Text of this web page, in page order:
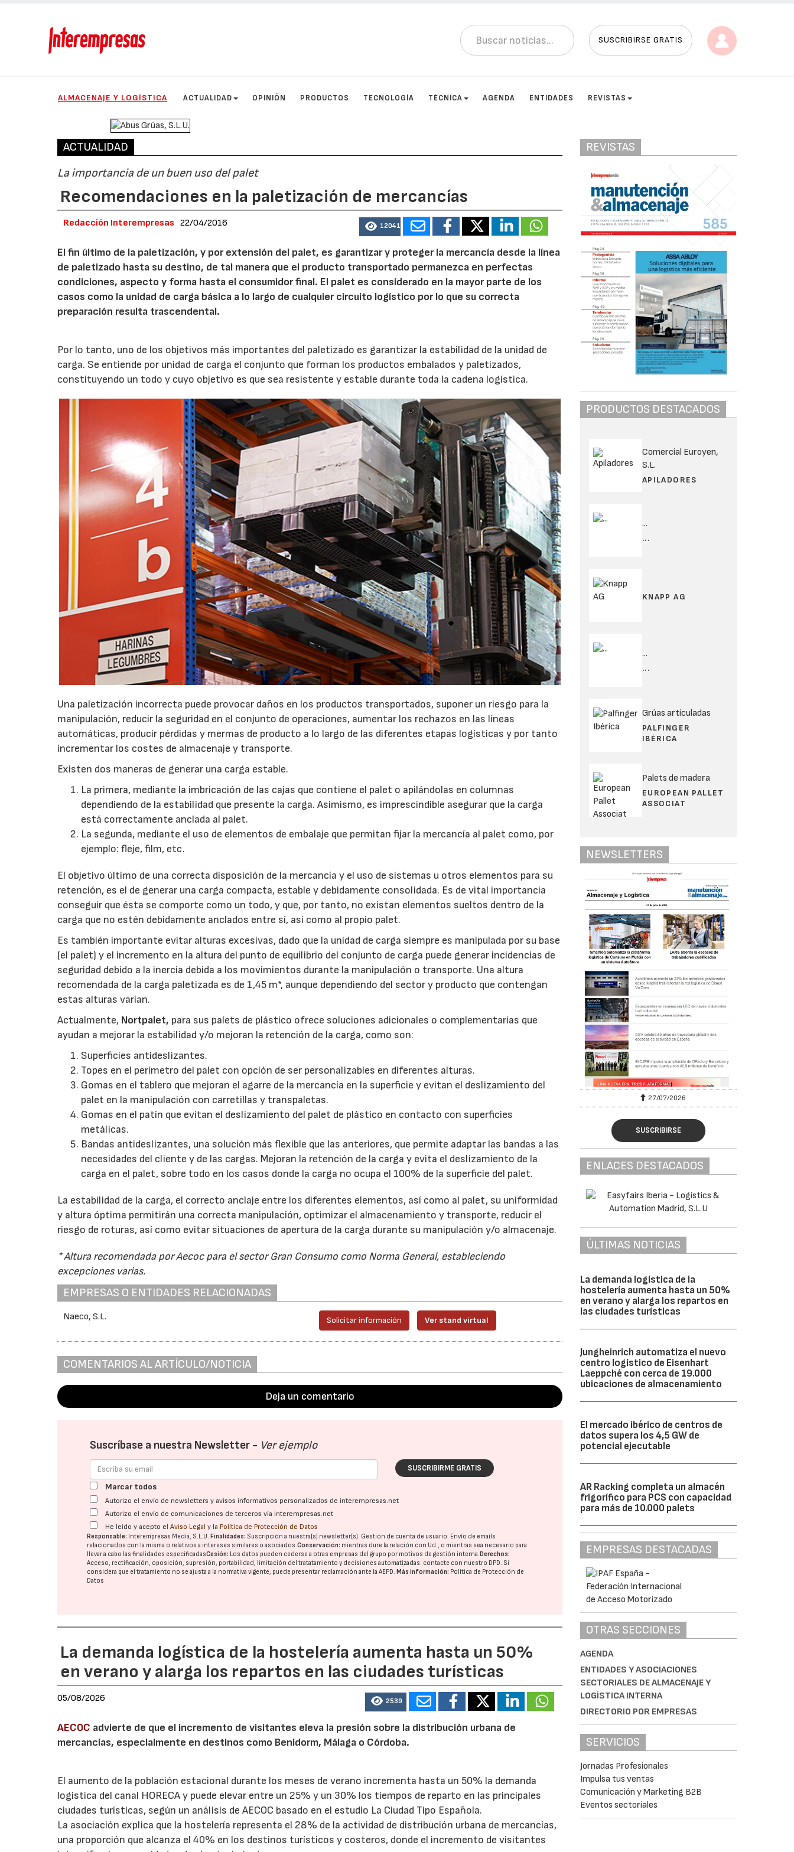
SUSCRIBIRSE GRATIS
ALMACENAJE Y LOGÍSTICA ACTUALIDAD OPINIÓN PRODUCTOS TECNOLOGÍA TÉCNICA AGENDA ENTIDADES REVISTAS
ACTUALIDAD
La importancia de un buen uso del palet
Recomendaciones en la paletización de mercancías
Redacción Interempresas 22/04/2016 12041
El fin último de la paletización, y por extensión del palet, es garantizar y proteger la mercancía desde la línea
de paletizado hasta su destino, de tal manera que el producto transportado permanezca en perfectas
condiciones, aspecto y forma hasta el consumidor final. El palet es considerado en la mayor parte de los
casos como la unidad de carga básica a lo largo de cualquier circuito logístico por lo que su correcta
preparación resulta trascendental.
Por lo tanto, uno de los objetivos más importantes del paletizado es garantizar la estabilidad de la unidad de
carga. Se entiende por unidad de carga el conjunto que forman los productos embalados y paletizados,
constituyendo un todo y cuyo objetivo es que sea resistente y estable durante toda la cadena logística.
Una paletización incorrecta puede provocar daños en los productos transportados, suponer un riesgo para la
manipulación, reducir la seguridad en el conjunto de operaciones, aumentar los rechazos en las líneas
automáticas, producir pérdidas y mermas de producto a lo largo de las diferentes etapas logísticas y por tanto
incrementar los costes de almacenaje y transporte.
Existen dos maneras de generar una carga estable.
La primera, mediante la imbricación de las cajas que contiene el palet o apilándolas en columnas
dependiendo de la estabilidad que presente la carga. Asimismo, es imprescindible asegurar que la carga
está correctamente anclada al palet.
La segunda, mediante el uso de elementos de embalaje que permitan fijar la mercancía al palet como, por
ejemplo: fleje, film, etc.
El objetivo último de una correcta disposición de la mercancía y el uso de sistemas u otros elementos para su
retención, es el de generar una carga compacta, estable y debidamente consolidada. Es de vital importancia
conseguir que ésta se comporte como un todo, y que, por tanto, no existan elementos sueltos dentro de la
carga que no estén debidamente anclados entre sí, así como al propio palet.
Es también importante evitar alturas excesivas, dado que la unidad de carga siempre es manipulada por su base
(el palet) y el incremento en la altura del punto de equilibrio del conjunto de carga puede generar incidencias de
seguridad debido a la inercia debida a los movimientos durante la manipulación o transporte. Una altura
recomendada de la carga paletizada es de 1,45 m*, aunque dependiendo del sector y producto que contengan
estas alturas varían.
Actualmente, Nortpalet, para sus palets de plástico ofrece soluciones adicionales o complementarias que
ayudan a mejorar la estabilidad y/o mejoran la retención de la carga, como son:
Superficies antideslizantes.
Topes en el perímetro del palet con opción de ser personalizables en diferentes alturas.
Gomas en el tablero que mejoran el agarre de la mercancía en la superficie y evitan el deslizamiento del
palet en la manipulación con carretillas y transpaletas.
Gomas en el patín que evitan el deslizamiento del palet de plástico en contacto con superficies
metálicas.
Bandas antideslizantes, una solución más flexible que las anteriores, que permite adaptar las bandas a las
necesidades del cliente y de las cargas. Mejoran la retención de la carga y evita el deslizamiento de la
carga en el palet, sobre todo en los casos donde la carga no ocupa el 100% de la superficie del palet.
La estabilidad de la carga, el correcto anclaje entre los diferentes elementos, así como al palet, su uniformidad
y altura óptima permitirán una correcta manipulación, optimizar el almacenamiento y transporte, reducir el
riesgo de roturas, así como evitar situaciones de apertura de la carga durante su manipulación y/o almacenaje.
* Altura recomendada por Aecoc para el sector Gran Consumo como Norma General, estableciendo
excepciones varias.
EMPRESAS O ENTIDADES RELACIONADAS
Naeco, S.L. Solicitar información Ver stand virtual
COMENTARIOS AL ARTÍCULO/NOTICIA
Deja un comentario
Suscríbase a nuestra Newsletter - Ver ejemplo
SUSCRIBIRME GRATIS
Marcar todos
Autorizo el envío de newsletters y avisos informativos personalizados de interempresas.net
Autorizo el envío de comunicaciones de terceros vía interempresas.net
He leído y acepto elAviso Legal y la Política de Protección de Datos
Responsable: Interempresas Media, S.L.U.Finalidades: Suscripción a nuestra(s) newsletter(s). Gestión de cuenta de usuario. Envío de emails
relacionados con la misma o relativos a intereses similares o asociados.Conservación: mientras dure la relación con Ud., o mientras sea necesario para
llevar a cabo las finalidades especificadasCesión: Los datos pueden cederse a otras empresas del grupo por motivos de gestión interna.Derechos:
Acceso, rectificación, oposición, supresión, portabilidad, limitación del tratatamiento y decisiones automatizadas: contacte con nuestro DPD. Si
considera que el tratamiento no se ajusta a la normativa vigente, puede presentar reclamación ante laAEPD.Más información: Política de Protección de
Datos
La demanda logística de la hostelería aumenta hasta un 50%
en verano y alarga los repartos en las ciudades turísticas
05/08/2026 2539
AECOC advierte de que el incremento de visitantes eleva la presión sobre la distribución urbana de
mercancías, especialmente en destinos como Benidorm, Málaga o Córdoba.
El aumento de la población estacional durante los meses de verano incrementa hasta un 50% la demanda
logística del canal HORECA y puede elevar entre un 25% y un 30% los tiempos de reparto en las principales
ciudades turísticas, según un análisis de AECOC basado en el estudio La Ciudad Tipo Española.
La asociación explica que la hostelería representa el 28% de la actividad de distribución urbana de mercancías,
una proporción que alcanza el 40% en los destinos turísticos y costeros, donde el incremento de visitantes
REVISTAS
PRODUCTOS DESTACADOS
Comercial Euroyen,
S.L.
APILADORES
...
...
KNAPP AG
...
...
Grúas articuladas
PALFINGER
IBÉRICA
Palets de madera
EUROPEAN PALLET
ASSOCIAT
NEWSLETTERS
27/07/2026
SUSCRIBIRSE
ENLACES DESTACADOS
ÚLTIMAS NOTICIAS
La demanda logística de la
hostelería aumenta hasta un 50%
en verano y alarga los repartos en
las ciudades turísticas
Jungheinrich automatiza el nuevo
centro logístico de Eisenhart
Laeppché con cerca de 19.000
ubicaciones de almacenamiento
El mercado ibérico de centros de
datos supera los 4,5 GW de
potencial ejecutable
AR Racking completa un almacén
frigorífico para PCS con capacidad
para más de 10.000 palets
EMPRESAS DESTACADAS
OTRAS SECCIONES
AGENDA
ENTIDADES Y ASOCIACIONES
SECTORIALES DE ALMACENAJE Y
LOGÍSTICA INTERNA
DIRECTORIO POR EMPRESAS
SERVICIOS
Jornadas Profesionales
Impulsa tus ventas
Comunicación y Marketing B2B
Eventos sectoriales